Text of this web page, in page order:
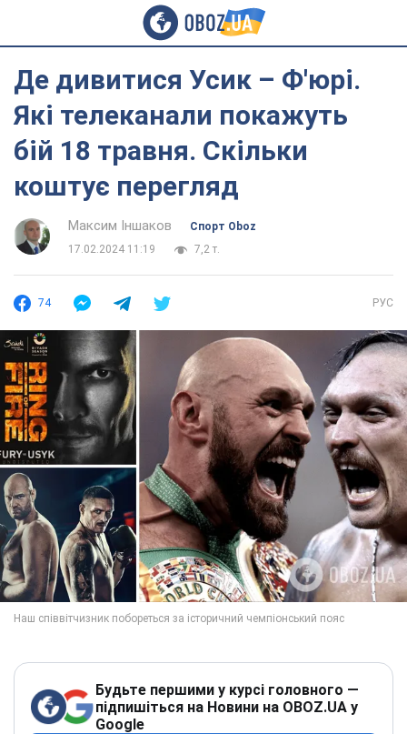
Де дивитися Усик – Ф'юрі.
Які телеканали покажуть
бій 18 травня. Скільки
коштує перегляд
Максим Іншаков
Спорт Oboz
17.02.2024 11:19
7,2 т.
74 РУС
Будьте першими у курсі головного —
підпишіться на Новини на OBOZ.UA у
Google